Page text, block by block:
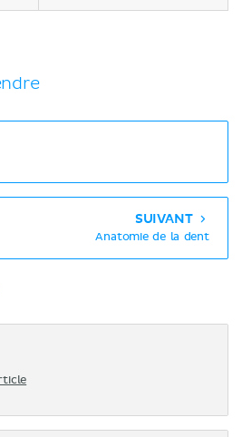
SUIVANT
Anatomie de la dent